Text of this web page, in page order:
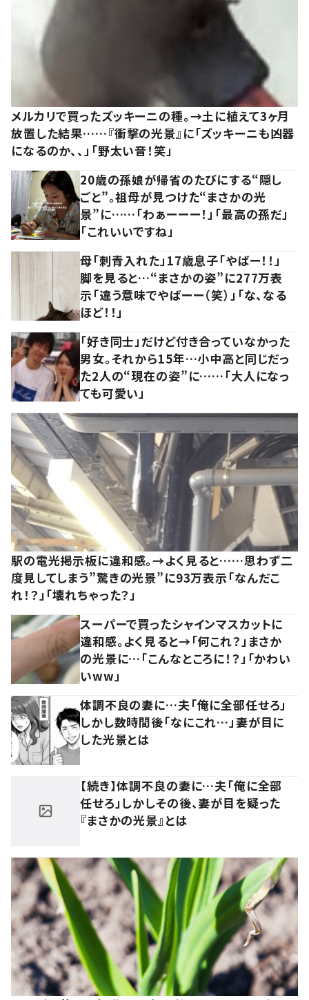
メルカリで買ったズッキーニの種。→土に植えて3ヶ月
放置した結果……『衝撃の光景』に「ズッキーニも凶器
になるのか、、」「野太い音！笑」
20歳の孫娘が帰省のたびにする“隠し
ごと”。祖母が見つけた“まさかの光
景”に……「わぁーーー！」「最高の孫だ」
「これいいですね」
母「刺青入れた」17歳息子「やばー！！」
脚を見ると…“まさかの姿”に277万表
示「違う意味でやばーー（笑）」「な、なる
ほど！！」
「好き同士」だけど付き合っていなかった
男女。それから15年…小中高と同じだっ
た2人の“現在の姿”に……「大人になっ
ても可愛い」
駅の電光掲示板に違和感。→よく見ると……思わず二
度見してしまう”驚きの光景”に93万表示「なんだこ
れ！？」「壊れちゃった？」
スーパーで買ったシャインマスカットに
違和感。よく見ると→「何これ？」まさか
の光景に…「こんなところに！？」「かわい
いww」
体調不良の妻に…夫「俺に全部任せろ」
しかし数時間後「なにこれ…」妻が目に
した光景とは
【続き】体調不良の妻に…夫「俺に全部
任せろ」しかしその後、妻が目を疑った
『まさかの光景』とは